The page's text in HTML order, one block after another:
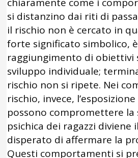
chiaramente come i
si distanzino dai riti di
il rischio non è cercato in
forte significato simbolico,
raggiungimento di obiettivi
sviluppo individuale;
rischio non si ripete. Nei
rischio, invece,
possono compromettere la
psichica dei ragazzi diviene
disperato di affermare la
Questi comportamenti si